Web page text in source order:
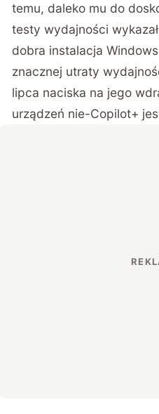
temu, daleko mu do
testy wydajności
dobra instalacja
znacznej utraty
lipca naciska na jego
urządzeń nie-Copilot+